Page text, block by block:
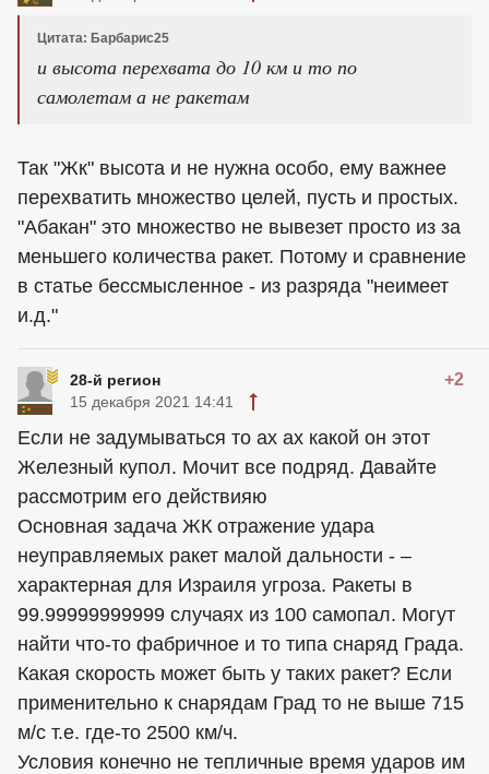
Цитата: Барбарис25
и высота перехвата до 10 км и то по
самолетам а не ракетам
Так "Жк" высота и не нужна особо, ему важнее
перехватить множество целей, пусть и простых.
"Абакан" это множество не вывезет просто из за
меньшего количества ракет. Потому и сравнение
в статье бессмысленное - из разряда "неимеет
и.д."
28-й регион +2
15 декабря 2021 14:41
Если не задумываться то ах ах какой он этот
Железный купол. Мочит все подряд. Давайте
рассмотрим его действияю
Основная задача ЖК отражение удара
неуправляемых ракет малой дальности - –
характерная для Израиля угроза. Ракеты в
99.99999999999 случаях из 100 самопал. Могут
найти что-то фабричное и то типа снаряд Града.
Какая скорость может быть у таких ракет? Если
применительно к снарядам Град то не выше 715
м/с т.е. где-то 2500 км/ч.
Условия конечно не тепличные время ударов им